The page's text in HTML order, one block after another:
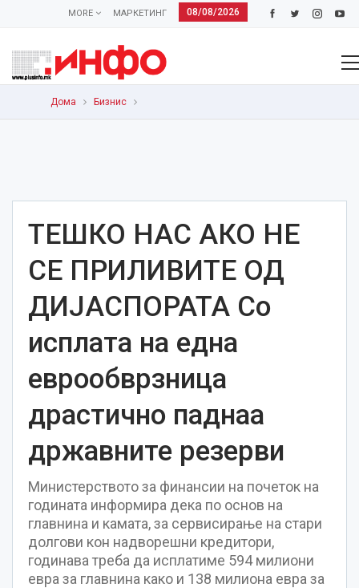
08/08/2026
МАРКЕТИНГ
MORE
Дома Бизнис
ТЕШКО НАС АКО НЕ
СЕ ПРИЛИВИТЕ ОД
ДИЈАСПОРАТА Со
исплата на една
еврообврзница
драстично паднаа
државните резерви
Министерството за финансии на почеток на
годината информира дека по основ на
главнина и камата, за сервисирање на стари
долгови кон надворешни кредитори,
годинава треба да исплатиме 594 милиони
евра за главнина како и 138 милиона евра за